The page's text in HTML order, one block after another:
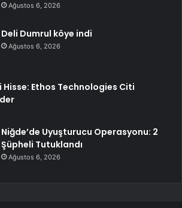
Ağustos 6, 2026
Deli Dumrul köye indi
Ağustos 6, 2026
Hisse: Ethos Technologies Citi
Niğde’de Uyuşturucu Operasyonu: 2
Şüpheli Tutuklandı
Ağustos 6, 2026